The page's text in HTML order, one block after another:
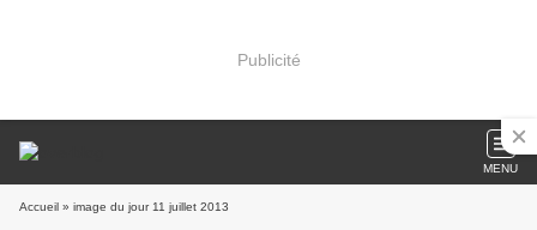
Publicité
MENU
Accueil » image du jour 11 juillet 2013